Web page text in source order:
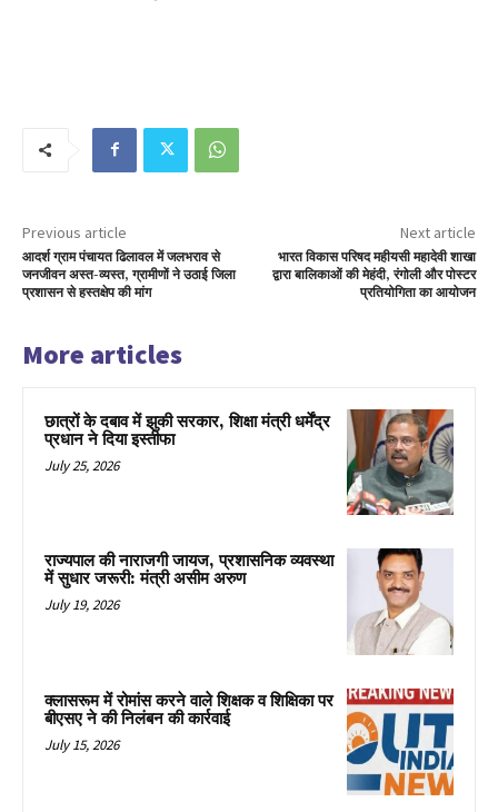
Previous article
आदर्श ग्राम पंचायत ढिलावल में जलभराव से
जनजीवन अस्त-व्यस्त, ग्रामीणों ने उठाई जिला
प्रशासन से हस्तक्षेप की मांग
Next article
भारत विकास परिषद महीयसी महादेवी शाखा
द्वारा बालिकाओं की मेहंदी, रंगोली और पोस्टर
प्रतियोगिता का आयोजन
More articles
छात्रों के दबाव में झुकी सरकार, शिक्षा मंत्री धर्मेंद्र
प्रधान ने दिया इस्तीफा
July 25, 2026
राज्यपाल की नाराजगी जायज, प्रशासनिक व्यवस्था
में सुधार जरूरी: मंत्री असीम अरुण
July 19, 2026
क्लासरूम में रोमांस करने वाले शिक्षक व शिक्षिका पर
बीएसए ने की निलंबन की कार्रवाई
July 15, 2026